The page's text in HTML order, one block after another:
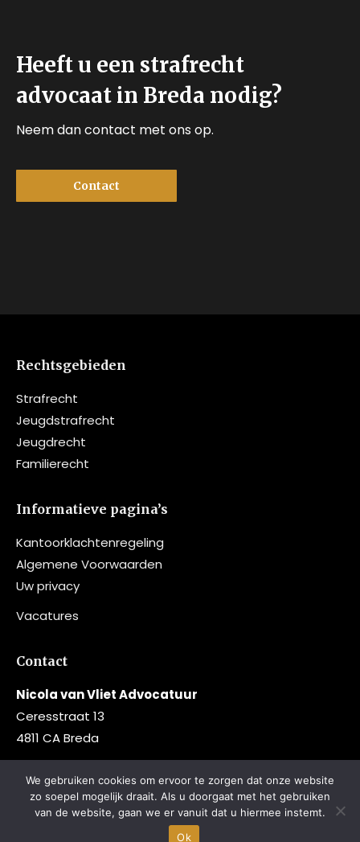
Heeft u een strafrecht
advocaat in Breda nodig?
Neem dan contact met ons op.
Contact
Rechtsgebieden
Strafrecht
Jeugdstrafrecht
Jeugdrecht
Familierecht
Informatieve pagina’s
Kantoorklachtenregeling
Algemene Voorwaarden
Uw privacy
Vacatures
Contact
Nicola van Vliet Advocatuur
Ceresstraat 13
4811 CA Breda
info@nvv-advocatuur.nl
We gebruiken cookies om ervoor te zorgen dat onze website
zo soepel mogelijk draait. Als u doorgaat met het gebruiken
van de website, gaan we er vanuit dat u hiermee instemt.
Ok